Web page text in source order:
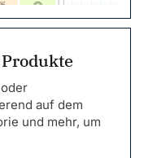
auf dem
und mehr, um